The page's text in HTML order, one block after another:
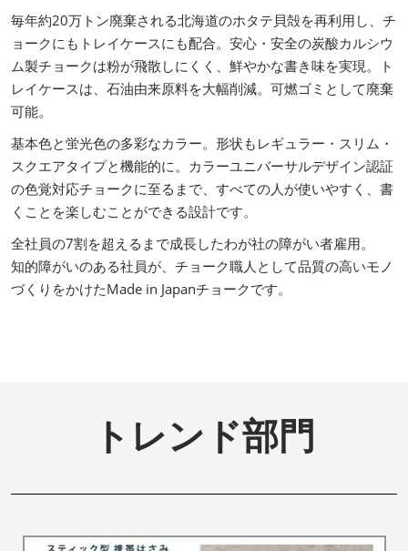
毎年約20万トン廃棄される北海道のホタテ貝殻を再利用し、チ
ョークにもトレイケースにも配合。安心・安全の炭酸カルシウ
ム製チョークは粉が飛散しにくく、鮮やかな書き味を実現。ト
レイケースは、石油由来原料を大幅削減。可燃ゴミとして廃棄
可能。
基本色と蛍光色の多彩なカラー。形状もレギュラー・スリム・
スクエアタイプと機能的に。カラーユニバーサルデザイン認証
の色覚対応チョークに至るまで、すべての人が使いやすく、書
くことを楽しむことができる設計です。
全社員の7割を超えるまで成長したわが社の障がい者雇用。
知的障がいのある社員が、チョーク職人として品質の高いモノ
づくりをかけたMade in Japanチョークです。
トレンド部門